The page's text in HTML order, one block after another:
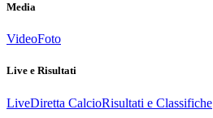
Media
VideoFoto
Live e Risultati
LiveDiretta CalcioRisultati e Classifiche